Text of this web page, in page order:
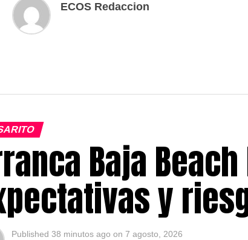
ECOS Redaccion
Baja
y
Published 38 minutos ago on 7 agosto, 2026